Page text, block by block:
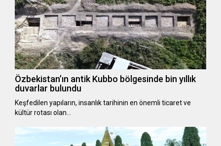
Özbekistan’ın antik Kubbo bölgesinde bin yıllık
duvarlar bulundu
Keşfedilen yapıların, insanlık tarihinin en önemli ticaret ve
kültür rotası olan…